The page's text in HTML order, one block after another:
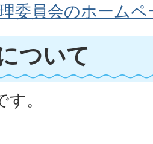
委員会のホームペ
ついて
。